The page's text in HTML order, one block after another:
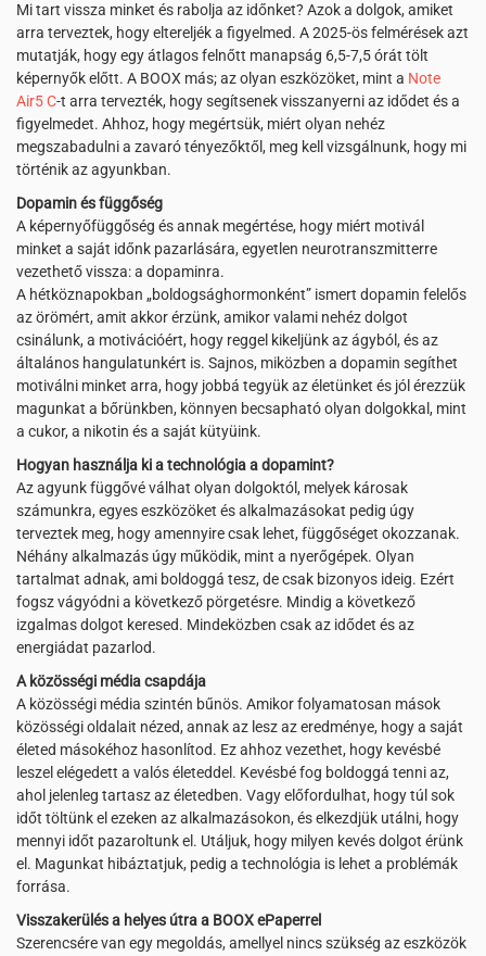
Mi tart vissza minket és rabolja az időnket? Azok a dolgok, amiket
arra terveztek, hogy eltereljék a figyelmed. A 2025-ös felmérések azt
mutatják, hogy egy átlagos felnőtt manapság 6,5-7,5 órát tölt
képernyők előtt. A BOOX más; az olyan eszközöket, mint a Note
Air5 C-t arra tervezték, hogy segítsenek visszanyerni az idődet és a
figyelmedet. Ahhoz, hogy megértsük, miért olyan nehéz
megszabadulni a zavaró tényezőktől, meg kell vizsgálnunk, hogy mi
történik az agyunkban.
Dopamin és függőség
A képernyőfüggőség és annak megértése, hogy miért motivál
minket a saját időnk pazarlására, egyetlen neurotranszmitterre
vezethető vissza: a dopaminra.
A hétköznapokban „boldogsághormonként” ismert dopamin felelős
az örömért, amit akkor érzünk, amikor valami nehéz dolgot
csinálunk, a motivációért, hogy reggel kikeljünk az ágyból, és az
általános hangulatunkért is. Sajnos, miközben a dopamin segíthet
motiválni minket arra, hogy jobbá tegyük az életünket és jól érezzük
magunkat a bőrünkben, könnyen becsapható olyan dolgokkal, mint
a cukor, a nikotin és a saját kütyüink.
Hogyan használja ki a technológia a dopamint?
Az agyunk függővé válhat olyan dolgoktól, melyek károsak
számunkra, egyes eszközöket és alkalmazásokat pedig úgy
terveztek meg, hogy amennyire csak lehet, függőséget okozzanak.
Néhány alkalmazás úgy működik, mint a nyerőgépek. Olyan
tartalmat adnak, ami boldoggá tesz, de csak bizonyos ideig. Ezért
fogsz vágyódni a következő pörgetésre. Mindig a következő
izgalmas dolgot keresed. Mindeközben csak az idődet és az
energiádat pazarlod.
A közösségi média csapdája
A közösségi média szintén bűnös. Amikor folyamatosan mások
közösségi oldalait nézed, annak az lesz az eredménye, hogy a saját
életed másokéhoz hasonlítod. Ez ahhoz vezethet, hogy kevésbé
leszel elégedett a valós életeddel. Kevésbé fog boldoggá tenni az,
ahol jelenleg tartasz az életedben. Vagy előfordulhat, hogy túl sok
időt töltünk el ezeken az alkalmazásokon, és elkezdjük utálni, hogy
mennyi időt pazaroltunk el. Utáljuk, hogy milyen kevés dolgot érünk
el. Magunkat hibáztatjuk, pedig a technológia is lehet a problémák
forrása.
Visszakerülés a helyes útra a BOOX ePaperrel
Szerencsére van egy megoldás, amellyel nincs szükség az eszközök